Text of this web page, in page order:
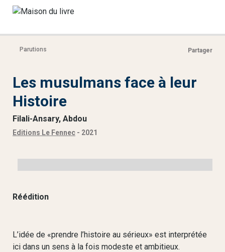
Parutions Partager
Les musulmans face à leur
Histoire
Filali-Ansary, Abdou
Editions Le Fennec - 2021
Réédition
L’idée de «prendre l’histoire au sérieux» est interprétée
ici dans un sens à la fois modeste et ambitieux.